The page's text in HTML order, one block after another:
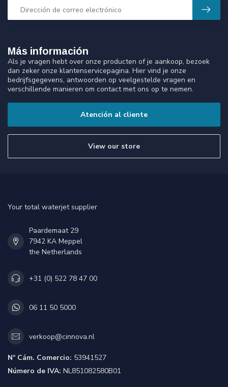
Más información
Als je vragen hebt over onze producten of je aankoop, bezoek
dan zeker onze klantenservicepagina. Hier vind je onze
bedrijfsgegevens, antwoorden op veelgestelde vragen en
verschillende manieren om contact met ons op te nemen.
Atención al cliente
View our store
Your total waterjet supplier
Paardemaat 29
7942 KA Meppel
the Netherlands
+31 (0) 522 78 47 00
06 11 50 5000
verkoop@cinnova.nl
Nº Cám. Comercio: 53941527
Número de IVA: NL851082580B01